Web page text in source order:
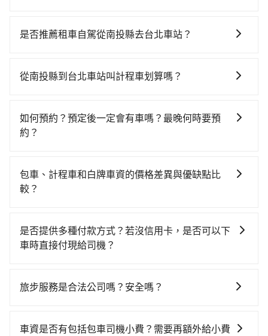
且難叫計程車前往高鐵站！從最早06:05一直到23:03，
約2,500元、車程約70分鐘。抵達高鐵站後，步行進站、
人票價700元，再用15分鐘出站。全程加上轉車時間共2
小時42分鐘，假設2位同行，高鐵加轉乘之平均每人花費
叫小黃的難度是雙北大城市的500倍。縱使幸運攔到一輛
小黃了，南投縣少部分小黃司機不按表收費，看乘客是
時58分鐘。長距離移動確實搭乘高鐵可以比坐車快16分
鐘，但卻要額外支出約320元的交通費，所以對於不是這
最多可再節省50%的交通費用。
是否推薦租車自駕從南投縣去台北車站？
時不需要閉目養神（因為要自己開車），最重要的是你
$115~205承租小轎車，每公里再額外加收$3.2，從南投
縣（魚池鄉）到台北車站的花費預估為
時40元路邊停車費用預估進去，但額外的汽車保險與可
能的罰單都需自付。再者，和運的iRent只提供最基本的
或九人座可供選擇，而且無人租車最令人詬病的就是車
況，打開車門才發現仍有上一組乘客遺留的垃圾或者撞
用戶卻遲遲尚未歸還，又或者要還車時卻偏偏找不到停
使用時還是有其區域的限制，實際可停靠的地點與你的
從南投縣到台北車站叫計程車划算嗎？
灣大車隊和Yoxi，如果在路邊攔不到車，也可考慮打電
話至日月星光計程車等叫車看看。依照里程跳錶計算，
那要注意南投縣僅有合法計程車約340輛，計程車密度為
雙北的0.2%，也就是說要臨時叫到小黃的難度是台北或
以免當場被坑受騙。綜合以上，無論在價格或服務品質
上，tripool都是你從南投縣到台北車站的最佳選擇。
如何預約？預定後一定會有車嗎？最晚何時要預
約？
接線上輸入上下車地點或地址，三秒內即可查到真實價
格，照著步驟填寫完乘客資料與線上刷卡，訂單即成
詳細資料，將於乘車前一晚八點透過SMS和EMAIL提
供。一旦付款完畢，tripool保證出車。一般建議出發前
後乘車，四小時前仍能預約。
包車、計程車和白牌車資的價格差異與優缺點比
較？
包車：優點是搭乘舒適可以根據自己的需求安排時間和
地點上車較客製化。此外，司機還會提供各種旅遊建議
通塞車時亦會加收延遲費用，一般屬短程接駁為主。 -
事後也無法申訴退費。
是否提供多種付款方式？若沒信用卡，是否可以下
車時直接付現給司機？
(VISA/MasterCard/JCB)、簽帳卡 (金融信用卡) 和
櫃檯繳費，或者利用 ATM 完成匯款。
旅步服務是合法公司嗎？安全嗎？
定用車，旅步只使用合法車輛及通過嚴格審查的職業司
車資是否有包括包車司機小費？需要再額外給小費